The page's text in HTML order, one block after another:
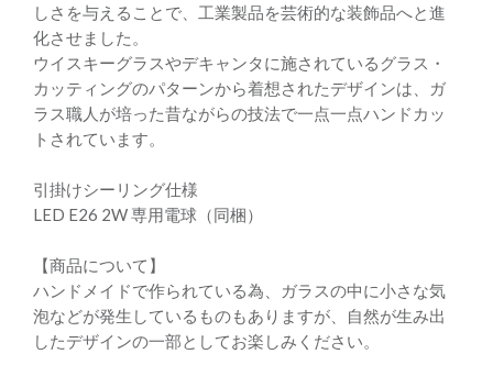
しさを与えることで、工業製品を芸術的な装飾品へと進
化させました。
ウイスキーグラスやデキャンタに施されているグラス・
カッティングのパターンから着想されたデザインは、ガ
ラス職人が培った昔ながらの技法で一点一点ハンドカッ
トされています。
引掛けシーリング仕様
LED E26 2W 専用電球（同梱）
【商品について】
ハンドメイドで作られている為、ガラスの中に小さな気
泡などが発生しているものもありますが、自然が生み出
したデザインの一部としてお楽しみください。